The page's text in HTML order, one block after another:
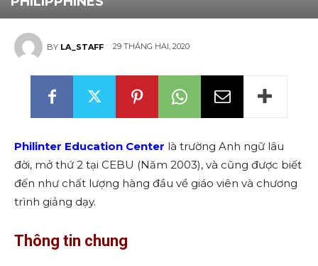
BY LA_STAFF 29 THÁNG HAI, 2020
Philinter Education Center là trường Anh ngữ lâu
đời, mở thứ 2 tại CEBU (Năm 2003), và cũng được biết
đến như chất lượng hàng đầu về giáo viên và chương
trình giảng dạy.
Thông tin chung